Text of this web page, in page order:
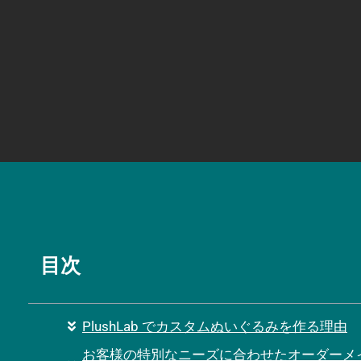
目次
PlushLab でカスタムぬいぐるみを作る理由
お客様の特別なニーズに合わせたオーダーメ